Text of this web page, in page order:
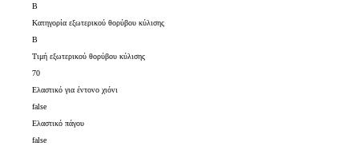
B
Κατηγορία εξωτερικού θορύβου κύλισης
B
Τιμή εξωτερικού θορύβου κύλισης
70
Ελαστικό για έντονο χιόνι
false
Ελαστικό πάγου
false